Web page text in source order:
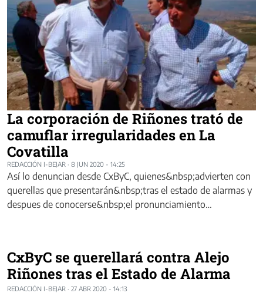
La corporación de Riñones trató de
camuflar irregularidades en La
Covatilla
REDACCIÓN I-BEJAR · 8 JUN 2020 - 14:25
Así lo denuncian desde CxByC, quienes&nbsp;advierten con
querellas que presentarán&nbsp;tras el estado de alarmas y
despues de conocerse&nbsp;el pronunciamiento…
CxByC se querellará contra Alejo
Riñones tras el Estado de Alarma
REDACCIÓN I-BEJAR · 27 ABR 2020 - 14:13